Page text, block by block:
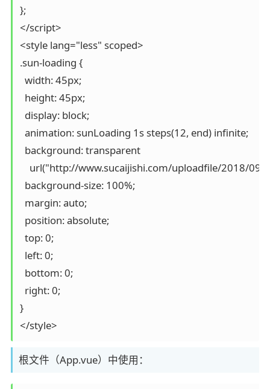
};
</script>
<style lang="less" scoped>
.sun-loading {
  width: 45px;
  height: 45px;
  display: block;
  animation: sunLoading 1s steps(12, end) infinite;
  background: transparent
url("http://www.sucaijishi.com/uploadfile/
  background-size: 100%;
  margin: auto;
  position: absolute;
  top: 0;
  left: 0;
  bottom: 0;
  right: 0;
}
根文件（App.vue）中使用：